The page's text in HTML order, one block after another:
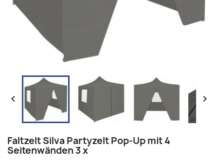
 
Faltzelt Silva Partyzelt Pop-Up mit 4
Seitenwänden 3 x